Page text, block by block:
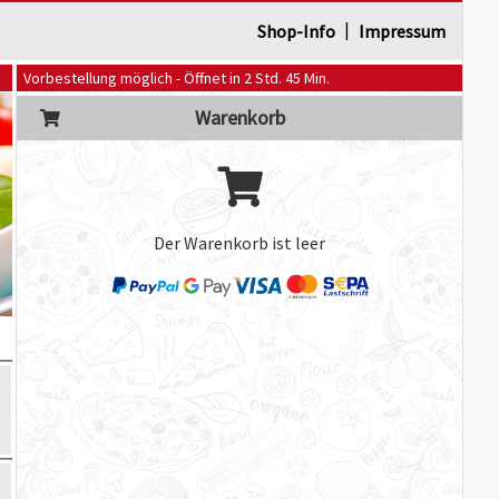
Shop-Info | Impressum
Vorbestellung möglich - Öffnet in 2 Std. 45 Min.
Warenkorb
Der Warenkorb ist leer